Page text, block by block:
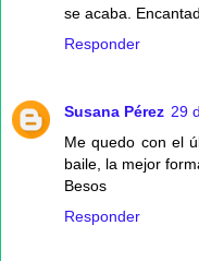
se acaba.
Responder
Susana Pérez 29
Me quedo con el
baile, la mejor
Besos
Responder